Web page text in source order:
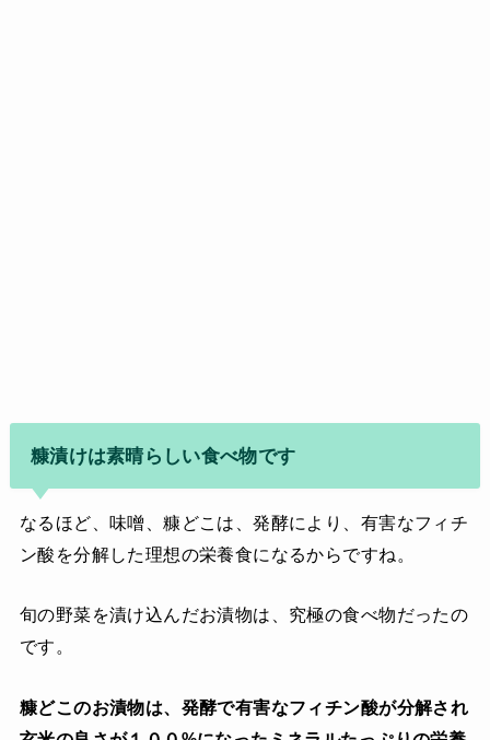
糠漬けは素晴らしい食べ物です
なるほど、味噌、糠どこは、発酵により、有害なフィチ
ン酸を分解した理想の栄養食になるからですね。
旬の野菜を漬け込んだお漬物は、究極の食べ物だったの
です。
糠どこのお漬物は、発酵で有害なフィチン酸が分解され